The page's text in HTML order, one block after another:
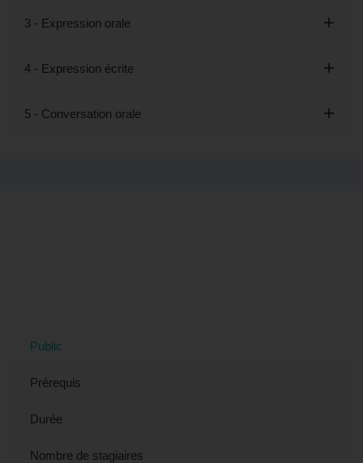
3 - Expression orale
4 - Expression écrite
5 - Conversation orale
Public
Prérequis
Durée
Nombre de stagiaires